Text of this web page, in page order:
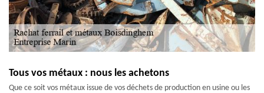
Tous vos métaux : nous les achetons
Que ce soit vos métaux issue de vos déchets de production en usine ou les